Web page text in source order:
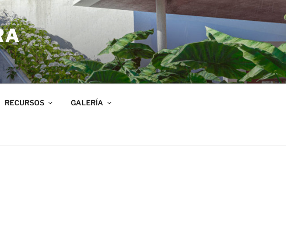
RECURSOS GALERÍA